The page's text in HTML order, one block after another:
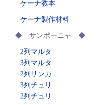
ケーナ教本
ケーナ製作材料
◆ サンポーニャ ◆
2列マルタ
3列マルタ
2列サンカ
3列チュリ
2列チュリ